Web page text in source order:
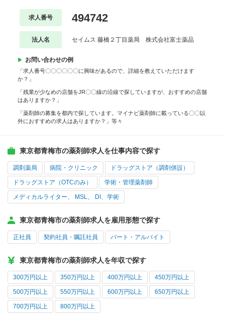
求人番号 494742
法人名 セイムス 藤橋２丁目薬局 株式会社富士薬品
お問い合わせの例
「求人番号〇〇〇〇〇〇に興味があるので、詳細を教えていただけます
か？」
「残業が少なめの店舗をJR〇〇線の沿線で探していますが、おすすめの店舗
はありますか？」
「薬剤師の募集を都内で探しています。マイナビ薬剤師に載っている〇〇以
外におすすめの求人はありますか？」等々
東京都青梅市の薬剤師求人を仕事内容で探す
調剤薬局 病院・クリニック ドラッグストア（調剤併設）
ドラッグストア（OTCのみ） 学術・管理薬剤師
メディカルライター、 MSL、 DI、学術
東京都青梅市の薬剤師求人を雇用形態で探す
正社員 契約社員・嘱託社員 パート・アルバイト
東京都青梅市の薬剤師求人を年収で探す
300万円以上 350万円以上 400万円以上 450万円以上
500万円以上 550万円以上 600万円以上 650万円以上
700万円以上 800万円以上